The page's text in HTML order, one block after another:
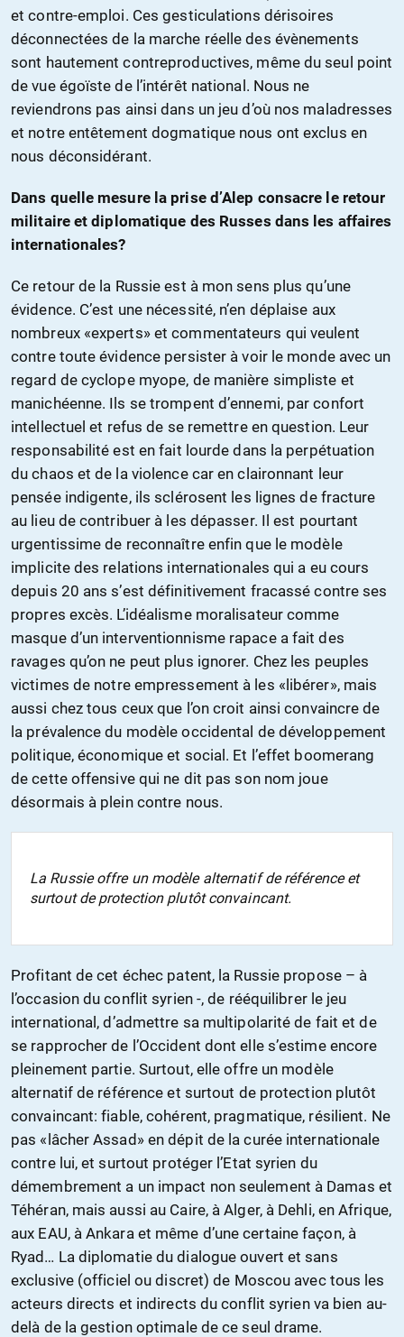
et contre-emploi. Ces gesticulations dérisoires
déconnectées de la marche réelle des évènements
sont hautement contreproductives, même du seul point
de vue égoïste de l’intérêt national. Nous ne
reviendrons pas ainsi dans un jeu d’où nos maladresses
et notre entêtement dogmatique nous ont exclus en
nous déconsidérant.
Dans quelle mesure la prise d’Alep consacre le retour
militaire et diplomatique des Russes dans les affaires
internationales?
Ce retour de la Russie est à mon sens plus qu’une
évidence. C’est une nécessité, n’en déplaise aux
nombreux «experts» et commentateurs qui veulent
contre toute évidence persister à voir le monde avec un
regard de cyclope myope, de manière simpliste et
manichéenne. Ils se trompent d’ennemi, par confort
intellectuel et refus de se remettre en question. Leur
responsabilité est en fait lourde dans la perpétuation
du chaos et de la violence car en claironnant leur
pensée indigente, ils sclérosent les lignes de fracture
au lieu de contribuer à les dépasser. Il est pourtant
urgentissime de reconnaître enfin que le modèle
implicite des relations internationales qui a eu cours
depuis 20 ans s’est définitivement fracassé contre ses
propres excès. L’idéalisme moralisateur comme
masque d’un interventionnisme rapace a fait des
ravages qu’on ne peut plus ignorer. Chez les peuples
victimes de notre empressement à les «libérer», mais
aussi chez tous ceux que l’on croit ainsi convaincre de
la prévalence du modèle occidental de développement
politique, économique et social. Et l’effet boomerang
de cette offensive qui ne dit pas son nom joue
désormais à plein contre nous.
La Russie offre un modèle alternatif de référence et
surtout de protection plutôt convaincant.
Profitant de cet échec patent, la Russie propose – à
l’occasion du conflit syrien -, de rééquilibrer le jeu
international, d’admettre sa multipolarité de fait et de
se rapprocher de l’Occident dont elle s’estime encore
pleinement partie. Surtout, elle offre un modèle
alternatif de référence et surtout de protection plutôt
convaincant: fiable, cohérent, pragmatique, résilient. Ne
pas «lâcher Assad» en dépit de la curée internationale
contre lui, et surtout protéger l’Etat syrien du
démembrement a un impact non seulement à Damas et
Téhéran, mais aussi au Caire, à Alger, à Dehli, en Afrique,
aux EAU, à Ankara et même d’une certaine façon, à
Ryad… La diplomatie du dialogue ouvert et sans
exclusive (officiel ou discret) de Moscou avec tous les
acteurs directs et indirects du conflit syrien va bien au-
delà de la gestion optimale de ce seul drame.